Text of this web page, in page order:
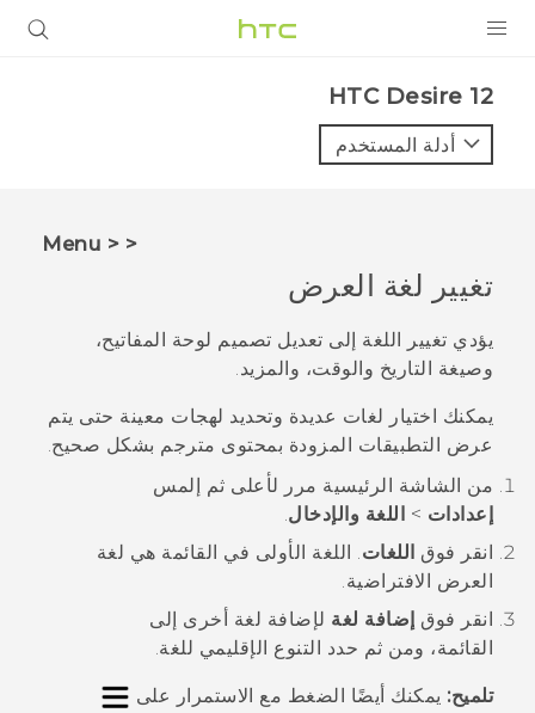
VIVE
VIVERSE
البرامج + التطبيقات
الدعم
أجهزة HTC والملحقات
HTC Desire 12‎
أدلة المستخدم
< < Menu
تغيير لغة العرض
يؤدي تغيير اللغة إلى تعديل تصميم لوحة المفاتيح،
وصيغة التاريخ والوقت، والمزيد.
يمكنك اختيار لغات عديدة وتحديد لهجات معينة حتى يتم
عرض التطبيقات المزودة بمحتوى مترجم بشكل صحيح.
من الشاشة
الرئيسية مرر لأعلى ثم إلمس
إعدادات > اللغة والإدخال.
انقر فوق اللغات. اللغة الأولى في القائمة هي لغة
العرض الافتراضية.
انقر فوق إضافة لغة لإضافة لغة أخرى إلى
القائمة، ومن ثم حدد التنوع الإقليمي للغة.
تلميح: يمكنك أيضًا الضغط مع الاستمرار على